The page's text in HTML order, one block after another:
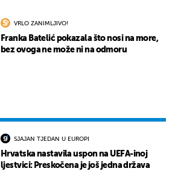
VRLO ZANIMLJIVO!
Franka Batelić pokazala što nosi na more,
bez ovoga ne može ni na odmoru
SJAJAN TJEDAN U EUROPI
Hrvatska nastavila uspon na UEFA-inoj
ljestvici: Preskočena je još jedna država